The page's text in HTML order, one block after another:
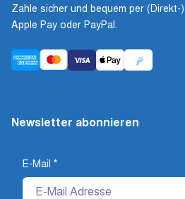
Zahle sicher und bequem per
Apple Pay oder PayPal.
Newsletter abonnieren
E-Mail *